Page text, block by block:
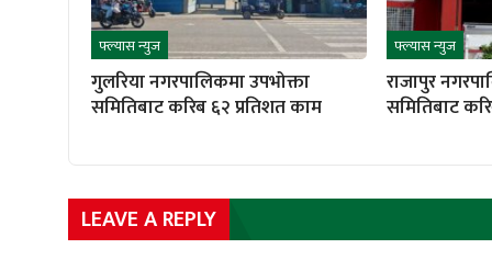
फ्ल्यास न्युज
गुलरिया नगरपालिकमा उपभोक्ता
समितिबाट करिब ६२ प्रतिशत काम
फ्ल्यास न्युज
राजापुर
समितिबाट
LEAVE A REPLY